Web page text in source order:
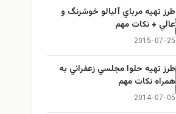
طرز تهيه مرباي آلبالو خوشرنگ و
عالي + نكات مهم
2015-07-25
طرز تهيه حلوا مجلسي زعفراني به
همراه نكات مهم
2014-07-05